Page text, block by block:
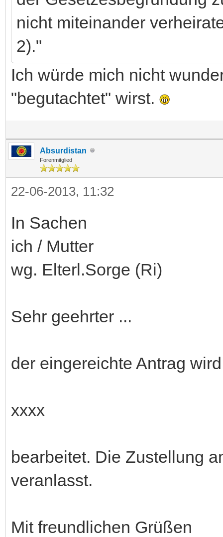
nicht miteinander
2)."
Ich würde mich nicht
"begutachtet" wirst.
Absurdistan
Forenmitglied
22-06-2013, 11:32
In Sachen
ich / Mutter
wg. Elterl.Sorge (Ri)
Sehr geehrter ...
der eingereichte Antrag
xxxx
bearbeitet. Die Zustellung
veranlasst.
Mit freundlichen Grüßen